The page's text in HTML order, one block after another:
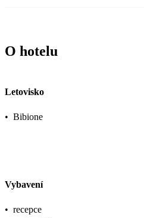
O hotelu
Letovisko
• Bibione
Vybavení
• recepce